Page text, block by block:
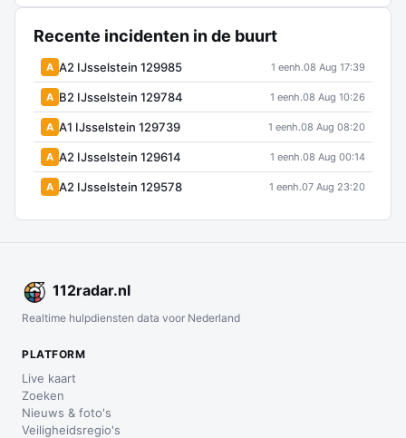
Recente incidenten in de buurt
A A2 IJsselstein 129985 1 eenh.08 Aug 17:39
A B2 IJsselstein 129784 1 eenh.08 Aug 10:26
A A1 IJsselstein 129739 1 eenh.08 Aug 08:20
A A2 IJsselstein 129614 1 eenh.08 Aug 00:14
A A2 IJsselstein 129578 1 eenh.07 Aug 23:20
112radar.nl
Realtime hulpdiensten data voor Nederland
PLATFORM
Live kaart
Zoeken
Nieuws & foto's
Veiligheidsregio's